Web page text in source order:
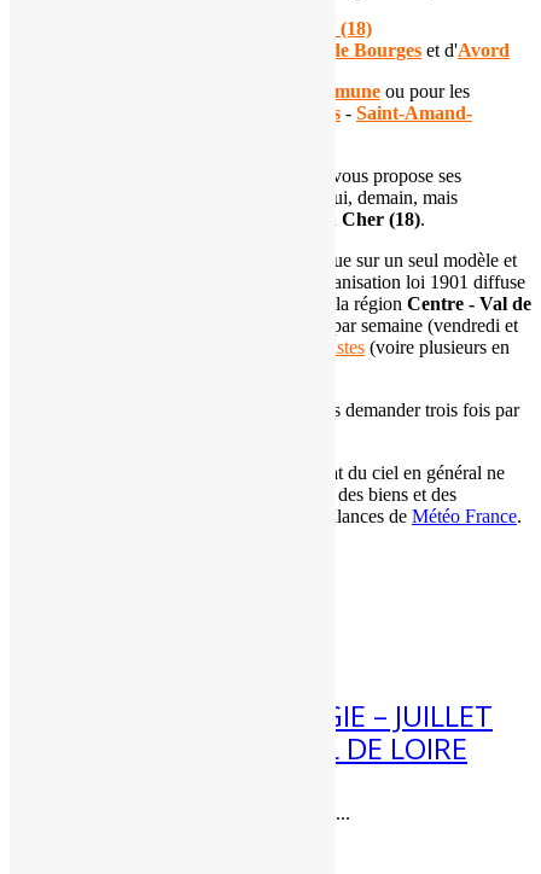
dossier sur le climat du Cher (18)
climatologie de Bourges et d'Avord
prévisions pour votre commune ou pour les
Bourges - Saint-Amand-
vous propose ses
prévisions météorologiques pour aujourd'hui, demain, mais
Cher (18).
Ces prévisions automatisées ne se basent que sur un seul modèle et
peuvent ne pas refléter la réalité. Notre organisation loi 1901 diffuse
pour la région Centre - Val de
par semaine (vendredi et
un de nos prévisionnistes (voire plusieurs en
peuvent nous demander trois fois par
Ces informations météo sur le temps et l'état du ciel en général ne
doivent pas être utilisées pour la protection des biens et des
personnes. Pour cela, référez-vous aux vigilances de Météo France.
[BILAN] CLIMATOLOGIE – JUILLET
2026 – CENTRE – VAL DE LOIRE
Bilan climatique de juillet 2026 dans...